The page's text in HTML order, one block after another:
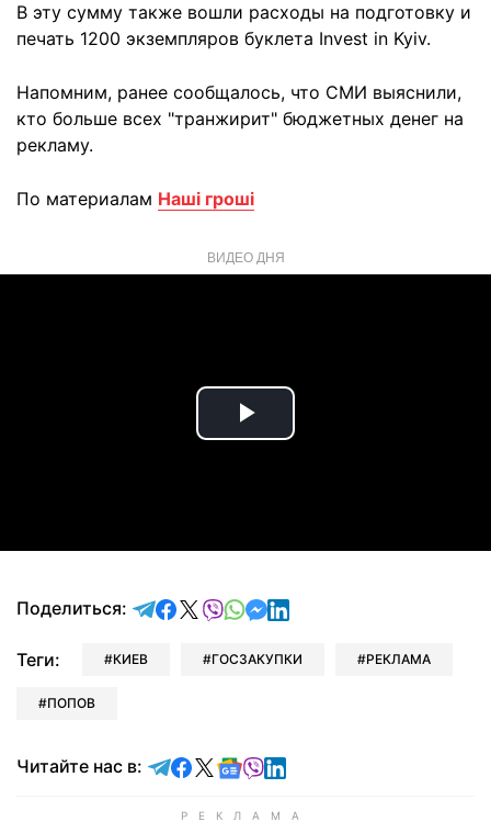
В эту сумму также вошли расходы на подготовку и
печать 1200 экземпляров буклета Invest in Kyiv.
Напомним, ранее сообщалось, что СМИ выяснили,
кто больше всех "транжирит" бюджетных денег на
рекламу.
По материалам Наші гроші
ВИДЕО ДНЯ
Play
Поделиться: отправить в Telegram
поделиться в Facebook
поделиться в X
отправить в Viber
отправить в Whatsapp
отправить в Messenger
отправить в LinkedIn
Теги: КИЕВ ГОСЗАКУПКИ РЕКЛАМА
ПОПОВ
Читайте нас в: Читайте в Telegram
Читайте в Facebook
Читайте в X
Читайте в Google news
Читайте в Viber
Читайте в LinkedIn